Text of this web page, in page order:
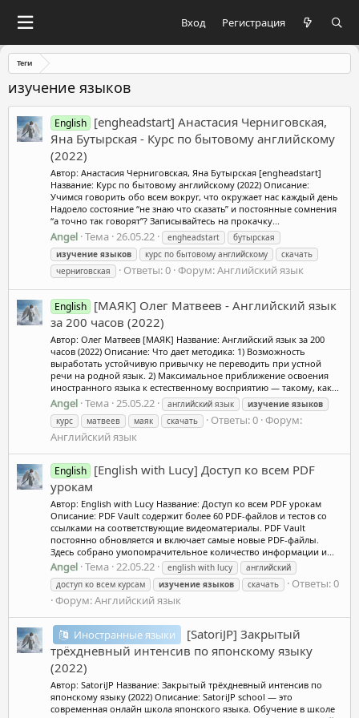
Вход Регистрация
Теги
изучение языков
English [engheadstart] Анастасия Черниговская,
Яна Бутырская - Курс по бытовому английскому
(2022)
Автор: Анастасия Черниговская, Яна Бутырская [engheadstart]
Название: Курс по бытовому английскому (2022) Описание:
Учимся говорить обо всем вокруг, что окружает нас каждый день
Надоело состояние “не знаю что сказать” и постоянные сомнения
“а точно так говорят”? Записывайтесь на прокачку...
Angel Тема 26.05.22 engheadstart
бутырская
изучение языков курс по бытовому английскому
скачать
черниговская
Ответы: 0 Форум:Английский язык
English [МАЯК] Олег Матвеев - Английский язык
за 200 часов (2022)
Автор: Олег Матвеев [МАЯК] Название: Английский язык за 200
часов (2022) Описание: Что дает методика: 1) Возможность
выработать устойчивую привычку не переводить при устной
речи на родной язык. 2) Максимальное приближение освоения
иностранного языка к естественному восприятию — такому, как...
Angel Тема 25.05.22 английский язык изучение языков
курс
матвеев маяк скачать Ответы: 0 Форум:
Английский язык
English [English with Lucy] Доступ ко всем PDF
урокам
Автор: English with Lucy Название: Доступ ко всем PDF урокам
Описание: PDF Vault содержит более 60 PDF-файлов и тестов со
ссылками на соответствующие видеоматериалы. PDF Vault
постоянно обновляется и включает самые новые PDF-файлы.
Здесь собрано умопомрачительное количество информации и...
Angel Тема 22.05.22 english with lucy
английский
доступ ко всем курсам
изучение языков скачать
Ответы: 0
Форум:Английский язык
Иностранные языки
[SatoriJP] Закрытый
трёхдневный интенсив по японскому языку
(2022)
Автор: SatoriJP Название: Закрытый трёхдневный интенсив по
японскому языку (2022) Описание: SatoriJP school — это
современная онлайн школа японского языка. Обучение в школе